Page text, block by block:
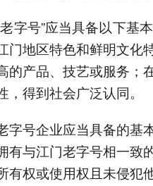
字号”应当具备以下基
门地区特色和鲜明文化
的产品、技艺或服务；
，得到社会广泛认同。
字号企业应当具备的基
有与江门老字号相一致
有权或使用权且未侵犯